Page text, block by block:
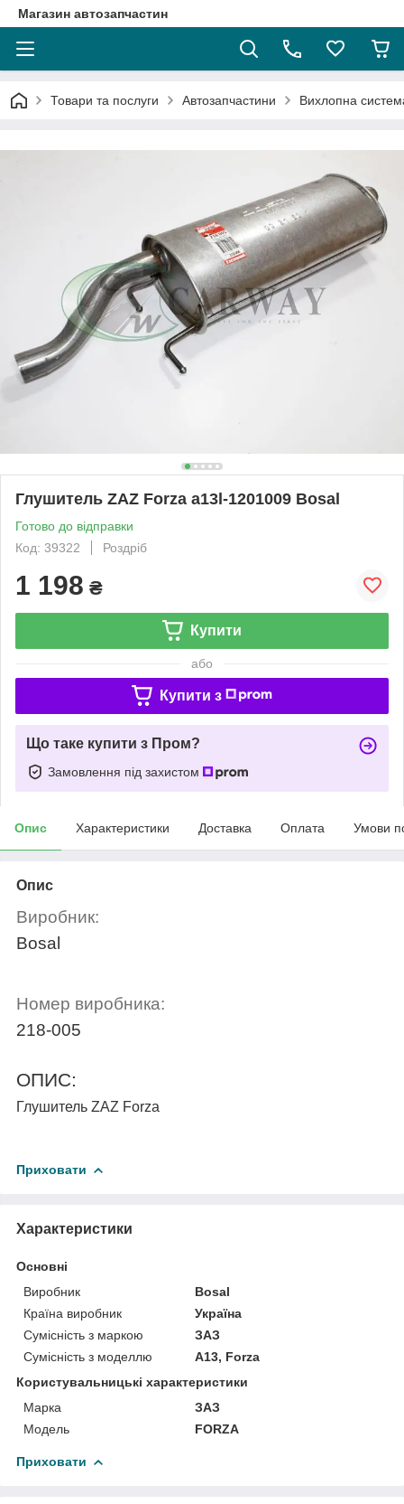
Магазин автозапчастин
Товари та послуги Автозапчастини Вихлопна
Глушитель ZAZ Forza a13l-1201009 Bosal
Готово до відправки
Код: 39322
Роздріб
1 198 ₴
Купити
або
Купити з
Що таке купити з Пром?
Замовлення під захистом
Опис Характеристики Доставка Оплата Умови
Опис
Виробник:
Bosal
Номер виробника:
218-005
ОПИС:
Глушитель ZAZ Forza
Приховати
Характеристики
Основні
Виробник
Bosal
Країна виробник
Україна
Сумісність з маркою
ЗАЗ
Сумісність з моделлю
A13, Forza
Користувальницькі характеристики
Марка
ЗАЗ
Мoдель
FORZA
Приховати